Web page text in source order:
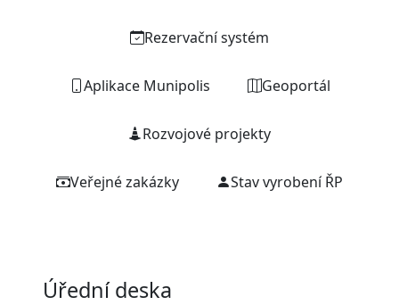
Rezervační systém
Aplikace Munipolis Geoportál
Rozvojové projekty
Veřejné zakázky Stav vyrobení ŘP
Úřední deska